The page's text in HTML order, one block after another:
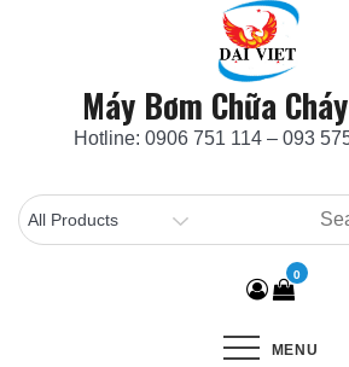
Máy Bơm Chữa
Hotline: 0906 751 114 – 093
0
MENU